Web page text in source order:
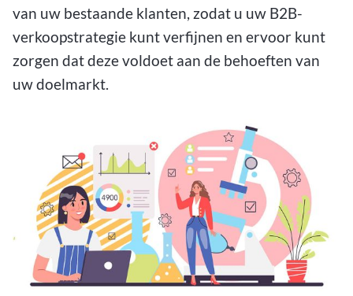
van uw bestaande klanten, zodat u uw B2B-
verkoopstrategie kunt verfijnen en ervoor kunt
zorgen dat deze voldoet aan de behoeften van
uw doelmarkt.